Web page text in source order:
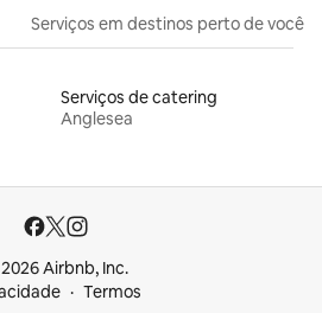
Serviços em destinos perto de você
Serviços de catering
Anglesea
Airbnb, Inc.
Termos